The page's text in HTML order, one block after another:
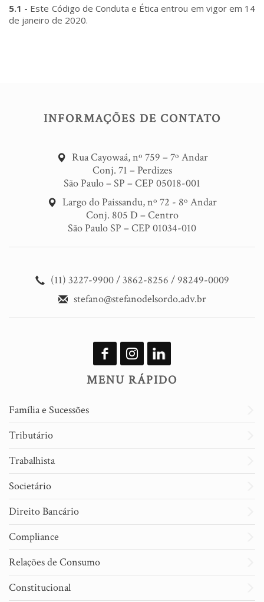
5.1 - Este Código de Conduta e Ética entrou em vigor em 14
de janeiro de 2020.
INFORMAÇÕES DE CONTATO
Rua Cayowaá, nº 759 – 7º Andar
Conj. 71 – Perdizes
São Paulo – SP – CEP 05018-001
Largo do Paissandu, nº 72 - 8º Andar
Conj. 805 D – Centro
São Paulo SP – CEP 01034-010
(11) 3227-9900 / 3862-8256 / 98249-0009
stefano@stefanodelsordo.adv.br
MENU RÁPIDO
Família e Sucessões
Tributário
Trabalhista
Societário
Direito Bancário
Compliance
Relações de Consumo
Constitucional